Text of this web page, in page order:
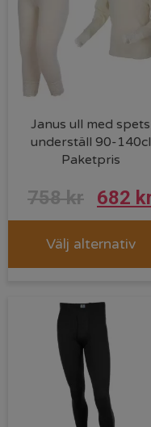
Janus ull med spets
underställ 90-140cl
Paketpris
758kr
Det
priset
758 kr.
682
Välj alternativ